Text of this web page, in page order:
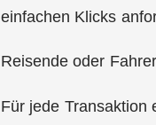
einfachen Klicks
Reisende oder
Für jede Transaktion